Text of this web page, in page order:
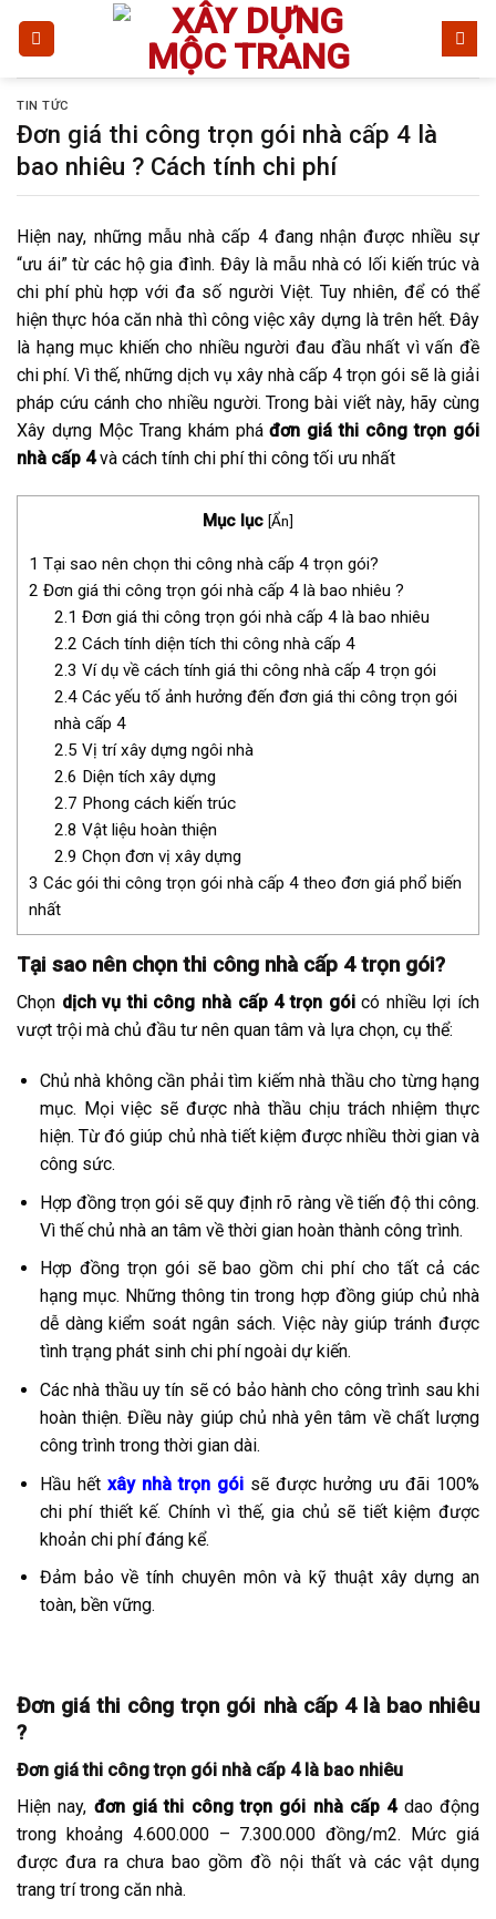
dungTIN TỨC
Đơn giá thi công trọn gói nhà cấp 4 là
bao nhiêu ? Cách tính chi phí
Hiện nay, những mẫu nhà cấp 4 đang nhận được nhiều sự
“ưu ái” từ các hộ gia đình. Đây là mẫu nhà có lối kiến trúc và
chi phí phù hợp với đa số người Việt. Tuy nhiên, để có thể
hiện thực hóa căn nhà thì công việc xây dựng là trên hết. Đây
là hạng mục khiến cho nhiều người đau đầu nhất vì vấn đề
chi phí. Vì thế, những dịch vụ xây nhà cấp 4 trọn gói sẽ là giải
pháp cứu cánh cho nhiều người. Trong bài viết này, hãy cùng
Xây dựng Mộc Trang khám pháđơn giá thi công trọn gói
nhà cấp 4và cách tính chi phí thi công tối ưu nhất
Mục lục [Ẩn]
1 Tại sao nên chọn thi công nhà cấp 4 trọn gói?
2 Đơn giá thi công trọn gói nhà cấp 4 là bao nhiêu ?
2.1 Đơn giá thi công trọn gói nhà cấp 4 là bao nhiêu
2.2 Cách tính diện tích thi công nhà cấp 4
2.3 Ví dụ về cách tính giá thi công nhà cấp 4 trọn gói
2.4Các yếu tố ảnh hưởng đến đơn giá thi công trọn gói
nhà cấp 4
2.5 Vị trí xây dựng ngôi nhà
2.6 Diện tích xây dựng
2.7 Phong cách kiến trúc
2.8 Vật liệu hoàn thiện
2.9 Chọn đơn vị xây dựng
3 Các gói thi công trọn gói nhà cấp 4 theo đơn giá phổ biến
nhất
Tại sao nên chọn thi công nhà cấp 4 trọn gói?
Chọn dịch vụ thi công nhà cấp 4 trọn góicó nhiều lợi ích
vượt trội mà chủ đầu tư nên quan tâm và lựa chọn, cụ thể:
Chủ nhà không cần phải tìm kiếm nhà thầu cho từng hạng
mục. Mọi việc sẽ được nhà thầu chịu trách nhiệm thực
hiện. Từ đó giúp chủ nhà tiết kiệm được nhiều thời gian và
công sức.
Hợp đồng trọn gói sẽ quy định rõ ràng về tiến độ thi công.
Vì thế chủ nhà an tâm về thời gian hoàn thành công trình.
Hợp đồng trọn gói sẽ bao gồm chi phí cho tất cả các
hạng mục. Những thông tin trong hợp đồng giúp chủ nhà
dễ dàng kiểm soát ngân sách. Việc này giúp tránh được
tình trạng phát sinh chi phí ngoài dự kiến.
Các nhà thầu uy tín sẽ có bảo hành cho công trình sau khi
hoàn thiện. Điều này giúp chủ nhà yên tâm về chất lượng
công trình trong thời gian dài.
Hầu hết xây nhà trọn góisẽ được hưởng ưu đãi 100%
chi phí thiết kế. Chính vì thế, gia chủ sẽ tiết kiệm được
khoản chi phí đáng kể.
Đảm bảo về tính chuyên môn và kỹ thuật xây dựng an
toàn, bền vững.
Đơn giá thi công trọn gói nhà cấp 4 là bao nhiêu
?
Đơn giá thi công trọn gói nhà cấp 4 là bao nhiêu
Hiện nay, đơn giá thi công trọn gói nhà cấp 4dao động
trong khoảng 4.600.000 – 7.300.000 đồng/m2. Mức giá
được đưa ra chưa bao gồm đồ nội thất và các vật dụng
trang trí trong căn nhà.